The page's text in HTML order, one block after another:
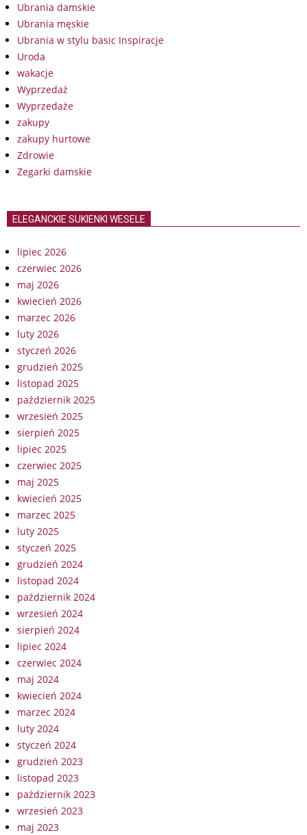
Ubrania damskie
Ubrania męskie
Ubrania w stylu basic Inspiracje
Uroda
wakacje
Wyprzedaż
Wyprzedaże
zakupy
zakupy hurtowe
Zdrowie
Zegarki damskie
ELEGANCKIE SUKIENKI WESELE
lipiec 2026
czerwiec 2026
maj 2026
kwiecień 2026
marzec 2026
luty 2026
styczeń 2026
grudzień 2025
listopad 2025
październik 2025
wrzesień 2025
sierpień 2025
lipiec 2025
czerwiec 2025
maj 2025
kwiecień 2025
marzec 2025
luty 2025
styczeń 2025
grudzień 2024
listopad 2024
październik 2024
wrzesień 2024
sierpień 2024
lipiec 2024
czerwiec 2024
maj 2024
kwiecień 2024
marzec 2024
luty 2024
styczeń 2024
grudzień 2023
listopad 2023
październik 2023
wrzesień 2023
maj 2023